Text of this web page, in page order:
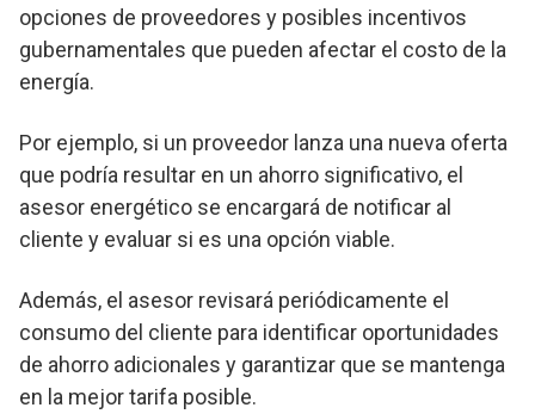
opciones de proveedores y posibles incentivos
gubernamentales que pueden afectar el costo de la
energía.
Por ejemplo, si un proveedor lanza una nueva oferta
que podría resultar en un ahorro significativo, el
asesor energético se encargará de notificar al
cliente y evaluar si es una opción viable.
Además, el asesor revisará periódicamente el
consumo del cliente para identificar oportunidades
de ahorro adicionales y garantizar que se mantenga
en la mejor tarifa posible.